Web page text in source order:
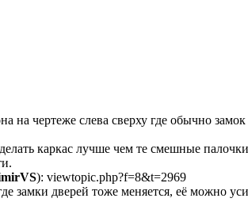
на чертеже слева сверху где обычно замок
каркас лучше чем те смешные
): viewtopic.php?f=8&t=2969
замки дверей тоже меняется, её можно